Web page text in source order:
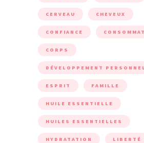
CERVEAU CHEVEUX
CONFIANCE
CORPS
DÉVELOPPEMENT
ESPRIT FAMILLE
HUILE ESSENTIELLE
HUILES ESSENTIELLES
HYDRATATION LIBERTÉ